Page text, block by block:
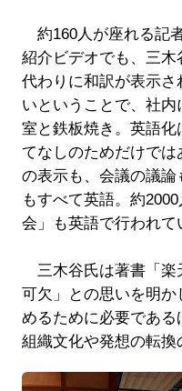
約160人が座れる記
紹介ビデオでも、三木
代わりに和訳が表示
いということで、社
室と鉄板焼き。英語
てなしのためだけで
の表示も、会議の議
もすべて英語。約
会」も英語で行われて
三木谷氏は著書「楽
可欠」との思いを明
めるために必要であ
組織文化や発想の転換